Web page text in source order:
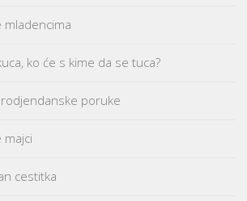
mladencima
ko će s kime da se tuca?
poruke
majci
cestitka